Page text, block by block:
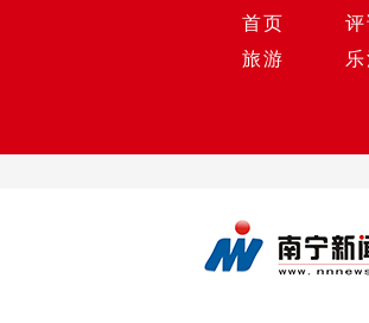
首页 评
旅游